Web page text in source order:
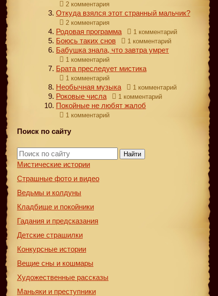
2 комментария
Откуда взялся этот странный мальчик?
2 комментария
Родовая программа 1 комментарий
Боюсь таких снов 1 комментарий
Бабушка знала, что завтра умрет
1 комментарий
Брата преследует мистика
1 комментарий
Необычная музыка 1 комментарий
Роковые числа 1 комментарий
Покойные не любят жалоб
1 комментарий
Поиск по сайту
Найти
Мистические истории
Страшные фото и видео
Ведьмы и колдуны
Кладбище и покойники
Гадания и предсказания
Детские страшилки
Конкурсные истории
Вещие сны и кошмары
Художественные рассказы
Маньяки и преступники